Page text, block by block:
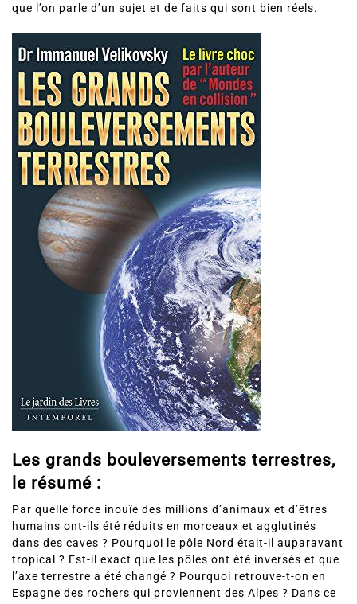
que l’on parle d’un sujet et de faits qui sont bien réels.
Les grands bouleversements terrestres,
le résumé :
Par quelle force inouïe des millions d’animaux et d’êtres
humains ont-ils été réduits en morceaux et agglutinés
dans des caves ? Pourquoi le pôle Nord était-il auparavant
tropical ? Est-il exact que les pôles ont été inversés et que
l’axe terrestre a été changé ? Pourquoi retrouve-t-on en
Espagne des rochers qui proviennent des Alpes ? Dans ce